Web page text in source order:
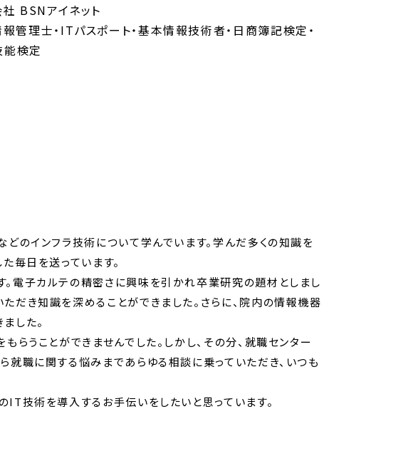
社 BSNアイネット
報管理士・ITパスポート・基本情報技術者・日商簿記検定・
検定
のインフラ技術について学んでいます。学んだ多くの知識を
毎日を送っています。
電子カルテの精密さに興味を引かれ卒業研究の題材としまし
だき知識を深めることができました。さらに、院内の情報機器
した。
うことができませんでした。しかし、その分、就職センター
就職に関する悩みまであらゆる相談に乗っていただき、いつも
技術を導入するお手伝いをしたいと思っています。